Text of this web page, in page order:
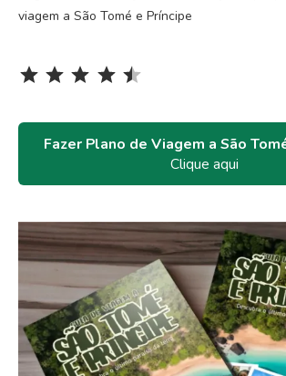
viagem a São Tomé e Príncipe
⭐⭐⭐ ⭐⭐
Fazer Plano de Viagem a São
Clique aqui